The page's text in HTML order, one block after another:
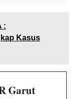
:
Kasus
Garut